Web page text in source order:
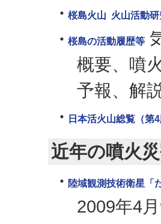
桜島火山 火山活動
桜島の活動履歴等
概要、噴
予報、解
日本活火山総覧（
近年の噴火
陸域観測技術衛星「
2009年4